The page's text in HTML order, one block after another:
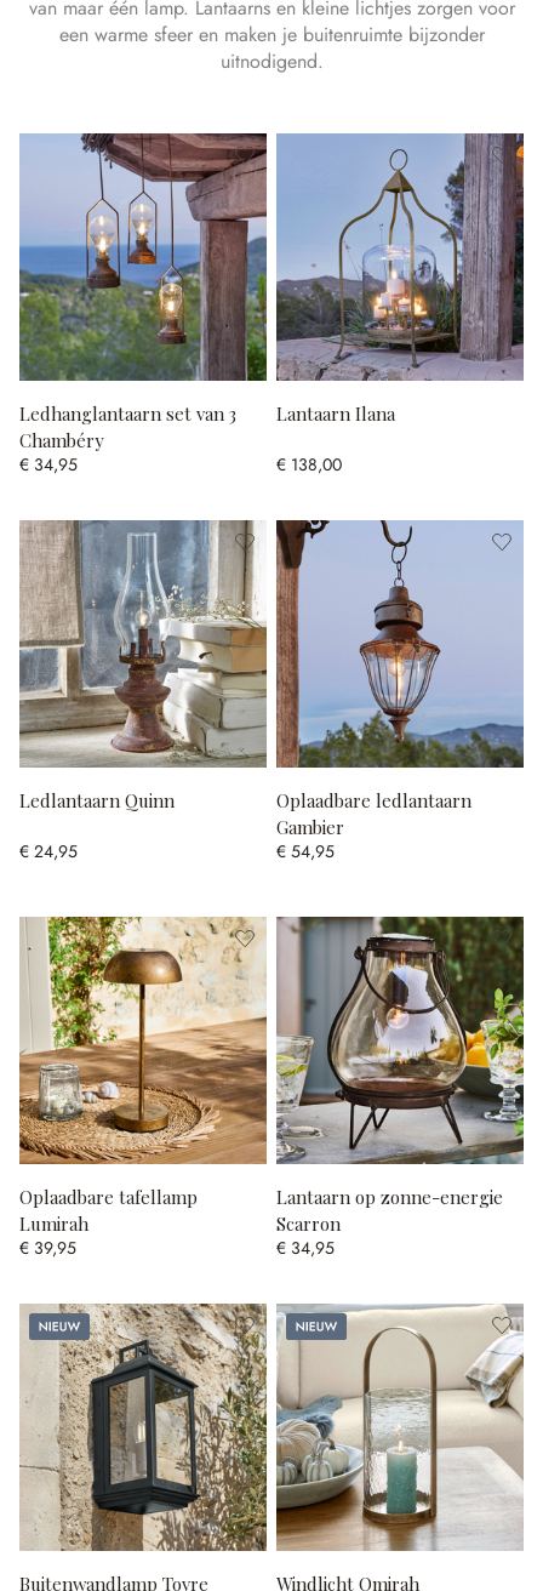
van maar één lamp. Lantaarns en kleine lichtjes zorgen voor
een warme sfeer en maken je buitenruimte bijzonder
uitnodigend.
Ledhanglantaarn set van 3
Chambéry
€ 34,95
Lantaarn Ilana
€ 138,00
Ledlantaarn Quinn
€ 24,95
Oplaadbare ledlantaarn
Gambier
€ 54,95
Oplaadbare tafellamp
Lumirah
€ 39,95
Lantaarn op zonne-energie
Scarron
€ 34,95
Nieuw
Buitenwandlamp Tovre
Nieuw
Windlicht Omirah